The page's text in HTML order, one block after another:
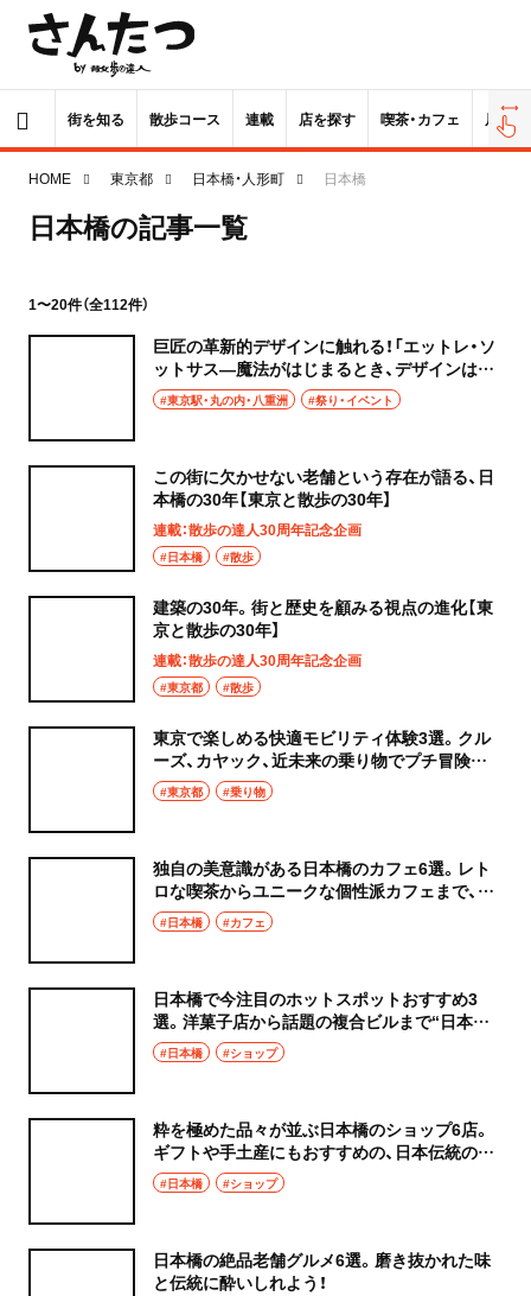
街を知る 散歩コース 連載 店を探す 喫茶・カフェ 居酒屋
HOME 東京都 日本橋・人形町 日本橋
日本橋の記事一覧
1〜20件（全112件）
巨匠の革新的デザインに触れる！「エットレ・ソ
ットサス―魔法がはじまるとき、デザインは生
まれる」が10月4日まで、京橋『アーティゾン美
術館』で開催中
#東京駅・丸の内・八重洲 #祭り・イベント
この街に欠かせない老舗という存在が語る、日
本橋の30年【東京と散歩の30年】
連載：散歩の達人30周年記念企画
#日本橋 #散歩
建築の30年。街と歴史を顧みる視点の進化【東
京と散歩の30年】
連載：散歩の達人30周年記念企画
#東京都 #散歩
東京で楽しめる快適モビリティ体験3選。クル
ーズ、カヤック、近未来の乗り物でプチ冒険気
分を！
#東京都 #乗り物
独自の美意識がある日本橋のカフェ6選。レト
ロな喫茶からユニークな個性派カフェまで、こ
の街ならではの一杯を
#日本橋 #カフェ
日本橋で今注目のホットスポットおすすめ3
選。洋菓子店から話題の複合ビルまで“日本の
ウォール街”がパワフルだ！
#日本橋 #ショップ
粋を極めた品々が並ぶ日本橋のショップ6店。
ギフトや手土産にもおすすめの、日本伝統の美
が詰まった品がいっぱいあります！
#日本橋 #ショップ
日本橋の絶品老舗グルメ6選。磨き抜かれた味
と伝統に酔いしれよう！